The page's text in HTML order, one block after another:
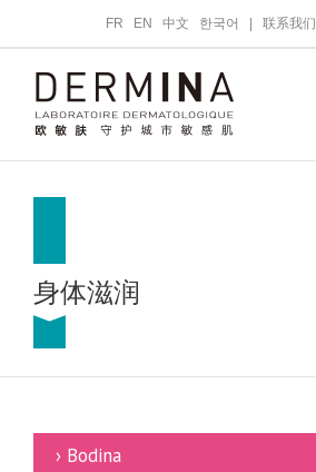
FR EN 中文 한국어 联系我们
身体滋润
› Bodina